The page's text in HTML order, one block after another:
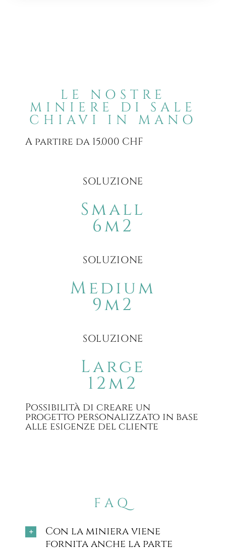
LE NOSTRE
MINIERE DI SALE
CHIAVI IN MANO
A partire da 15.000 CHF
SOLUZIONE
Small
6m2
SOLUZIONE
Medium
9m2
SOLUZIONE
Large
12m2
Possibilità di creare un
progetto personalizzato in base
alle esigenze del cliente
FAQ
Con la miniera viene
fornita anche la parte